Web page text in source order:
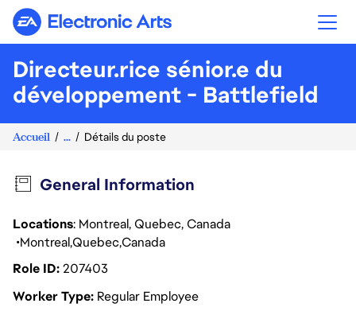
Electronic Arts
Directeur.rice sénior.e du
développement - Battlefield
Accueil ... Détails du poste
General Information
Locations: Montreal, Quebec, Canada
MontrealQuebecCanada
Role ID207403
Worker Type Regular Employee